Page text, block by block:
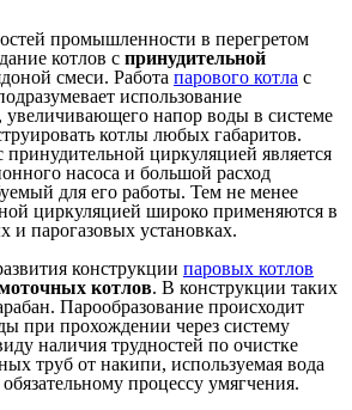
промышленности в перегретом
котлов с принудительной
смеси. Работа парового котла с
использование
увеличивающего напор воды в системе
котлы любых габаритов.
принудительной циркуляцией является
насоса и большой расход
для его работы. Тем не менее
циркуляцией широко применяются в
и парогазовых установках.
конструкции паровых котлов
котлов. В конструкции таких
Парообразование происходит
при прохождении через систему
наличия трудностей по очистке
труб от накипи, используемая вода
процессу умягчения.